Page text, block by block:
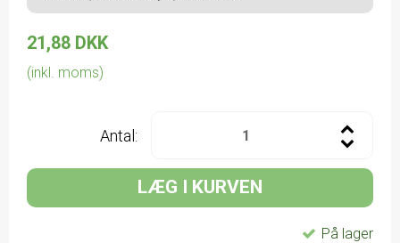
21,88 DKK
(inkl. moms)
Antal:
LÆG I KURVEN
På lager